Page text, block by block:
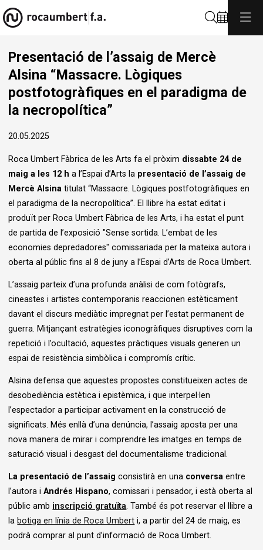
Presentació de l’assaig de Mercè
Alsina “Massacre. Lògiques
postfotogràfiques en el paradigma de
la necropolítica”
20.05.2025
Roca Umbert Fàbrica de les Arts fa el pròxim dissabte 24 de
maig a les 12 h a l’Espai d’Arts la presentació de l’assaig de
Mercè Alsina titulat “Massacre. Lògiques postfotogràfiques en
el paradigma de la necropolítica”. El llibre ha estat editat i
produït per Roca Umbert Fàbrica de les Arts, i ha estat el punt
de partida de l’exposició "Sense sortida. L’embat de les
economies depredadores" comissariada per la mateixa autora i
oberta al públic fins al 8 de juny a l’Espai d’Arts de Roca Umbert.
L’assaig parteix d’una profunda anàlisi de com fotògrafs,
cineastes i artistes contemporanis reaccionen estèticament
davant el discurs mediàtic impregnat per l’estat permanent de
guerra. Mitjançant estratègies iconogràfiques disruptives com la
repetició i l’ocultació, aquestes pràctiques visuals generen un
espai de resistència simbòlica i compromís crític.
Alsina defensa que aquestes propostes constitueixen actes de
desobediència estètica i epistèmica, i que interpel·len
l’espectador a participar activament en la construcció de
significats. Més enllà d’una denúncia, l’assaig aposta per una
nova manera de mirar i comprendre les imatges en temps de
saturació visual i desgast del documentalisme tradicional.
La presentació de l’assaig consistirà en una conversa entre
l’autora iAndrés Hispano, comissari i pensador, i està oberta al
públic amb inscripció gratuïta. També és pot reservar el llibre a
la botiga en línia de Roca Umbert i, a partir del 24 de maig, es
podrà comprar al punt d’informació de Roca Umbert.